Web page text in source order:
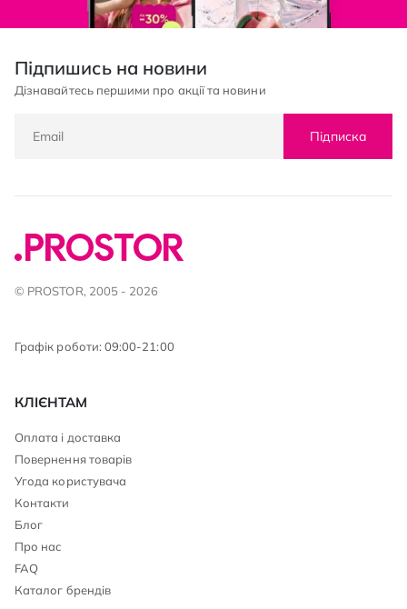
Підпишись на новини
Дізнавайтесь першими про акції та новини
Підписка
© PROSTOR, 2005 - 2026
Графік роботи: 09:00-21:00
КЛІЄНТАМ
Оплата і доставка
Повернення товарів
Угода користувача
Контакти
Блог
Про нас
FAQ
Каталог брендів